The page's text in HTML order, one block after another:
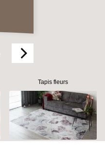
Tapis fleurs